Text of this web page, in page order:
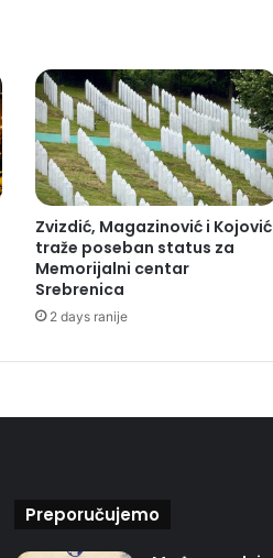
Zvizdić, Magazinović i Kojović
traže poseban status za
Memorijalni centar
Srebrenica
2 days ranije
Preporučujemo